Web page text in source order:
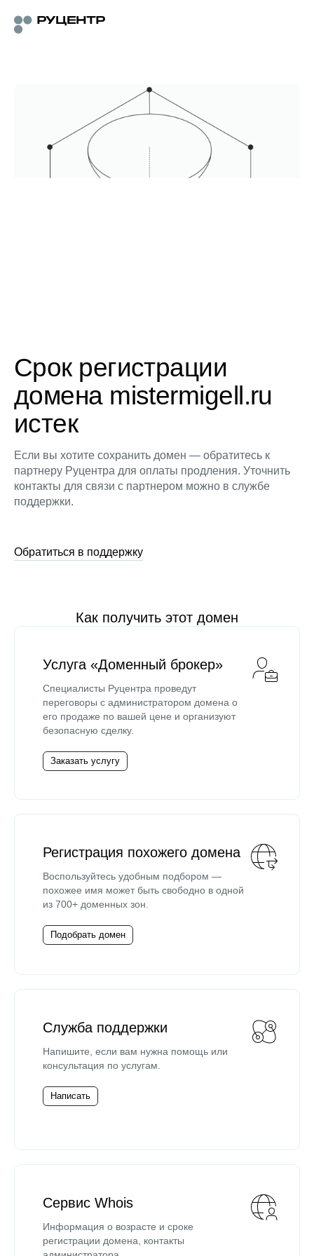
Срок регистрации
домена mistermigell.ru
истек
Если вы хотите сохранить домен — обратитесь к
партнеру Руцентра для оплаты продления. Уточнить
контакты для связи с партнером можно в службе
поддержки.
Обратиться в поддержку
Как получить этот домен
Услуга «Доменный брокер»
Специалисты Руцентра проведут
переговоры с администратором домена о
его продаже по вашей цене и организуют
безопасную сделку.
Заказать услугу
Регистрация похожего домена
Воспользуйтесь удобным подбором —
похожее имя может быть свободно в одной
из 700+ доменных зон.
Подобрать домен
Служба поддержки
Напишите, если вам нужна помощь или
консультация по услугам.
Написать
Сервис Whois
Информация о возрасте и сроке
регистрации домена, контакты